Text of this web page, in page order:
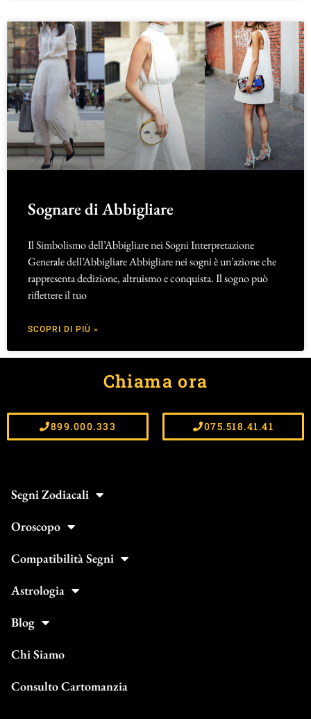
Sognare di Abbigliare
Il Simbolismo dell’Abbigliare nei Sogni Interpretazione
Generale dell’Abbigliare Abbigliare nei sogni è un’azione che
rappresenta dedizione, altruismo e conquista. Il sogno può
riflettere il tuo
SCOPRI DI PIÙ »
Chiama ora
899.000.333 075.518.41.41
Segni Zodiacali
Oroscopo
Compatibilità Segni
Astrologia
Blog
Chi Siamo
Consulto Cartomanzia